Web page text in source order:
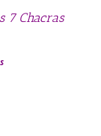
7 Chacras